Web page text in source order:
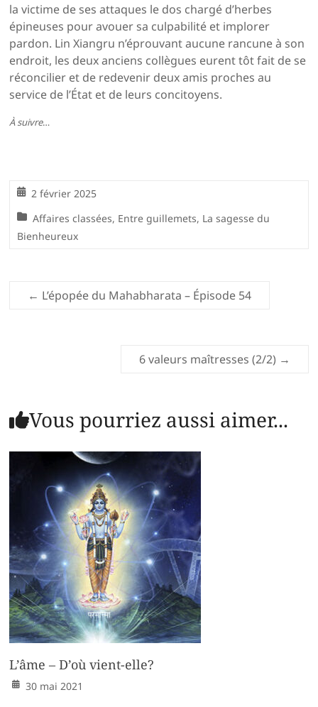
la victime de ses attaques le dos chargé d’herbes
épineuses pour avouer sa culpabilité et implorer
pardon. Lin Xiangru n’éprouvant aucune rancune à son
endroit, les deux anciens collègues eurent tôt fait de se
réconcilier et de redevenir deux amis proches au
service de l’État et de leurs concitoyens.
À suivre…
2 février 2025
Affaires classées, Entre guillemets, La sagesse du
Bienheureux
← L’épopée du Mahabharata – Épisode 54
6 valeurs maîtresses (2/2) →
Vous pourriez aussi aimer...
L’âme – D’où vient-elle?
30 mai 2021